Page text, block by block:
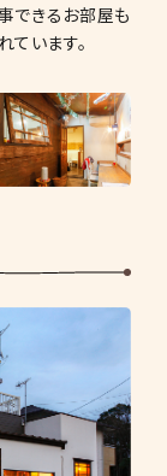
できるお部屋も
ています。